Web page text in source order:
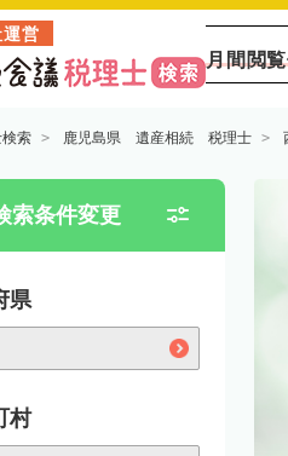
営
月間閲
索 鹿児島県 遺産相続 税理士
索条件変更
県
村